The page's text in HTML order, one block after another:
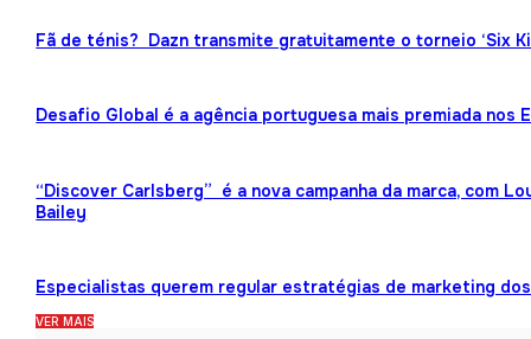
Fã de ténis? Dazn transmite gratuitamente o torneio ‘Six
Desafio Global é a agência portuguesa mais premiada nos
“Discover Carlsberg” é a nova campanha da marca, com
Bailey
Especialistas querem regular estratégias de marketing dos
VER MAIS